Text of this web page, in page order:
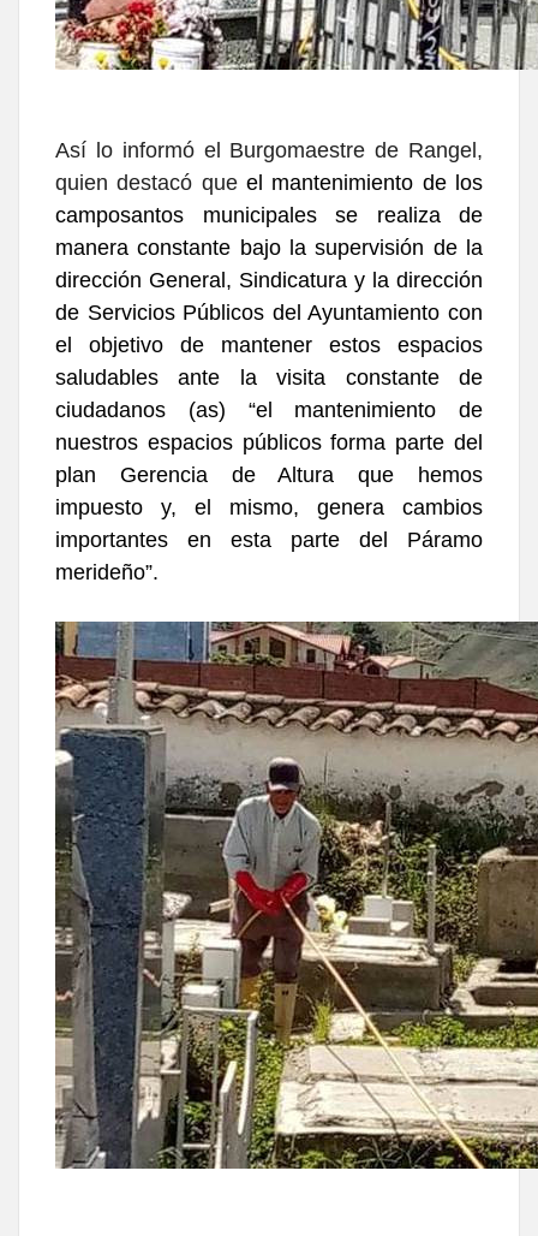
Así lo informó el Burgomaestre de Rangel,
quien destacó que el mantenimiento de los
camposantos municipales se realiza de
manera constante bajo la supervisión de la
dirección General, Sindicatura y la dirección
de Servicios Públicos del Ayuntamiento con
el objetivo de mantener estos espacios
saludables ante la visita constante de
ciudadanos (as) “el mantenimiento de
nuestros espacios públicos forma parte del
plan Gerencia de Altura que hemos
impuesto y, el mismo, genera cambios
importantes en esta parte del Páramo
merideño”.